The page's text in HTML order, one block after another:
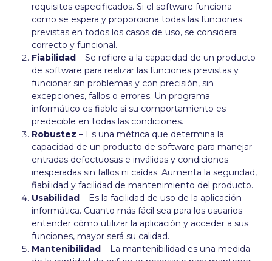
requisitos especificados. Si el software funciona
como se espera y proporciona todas las funciones
previstas en todos los casos de uso, se considera
correcto y funcional.
Fiabilidad – Se refiere a la capacidad de un producto
de software para realizar las funciones previstas y
funcionar sin problemas y con precisión, sin
excepciones, fallos o errores. Un programa
informático es fiable si su comportamiento es
predecible en todas las condiciones.
Robustez – Es una métrica que determina la
capacidad de un producto de software para manejar
entradas defectuosas e inválidas y condiciones
inesperadas sin fallos ni caídas. Aumenta la seguridad,
fiabilidad y facilidad de mantenimiento del producto.
Usabilidad – Es la facilidad de uso de la aplicación
informática. Cuanto más fácil sea para los usuarios
entender cómo utilizar la aplicación y acceder a sus
funciones, mayor será su calidad.
Mantenibilidad – La mantenibilidad es una medida